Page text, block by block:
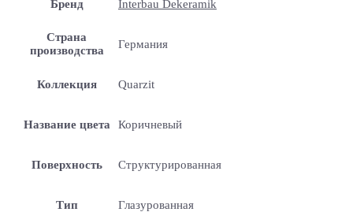
Бренд Interbau Dekeramik
Страна
производства
Германия
Коллекция Quarzit
Название цвета Коричневый
Поверхность Структурированная
Тип Глазурованная